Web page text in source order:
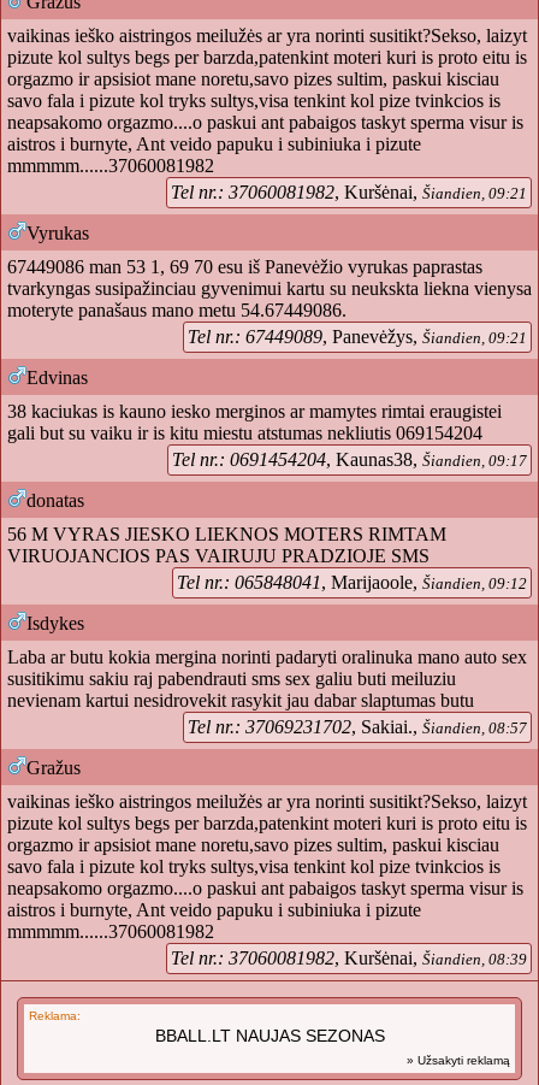
vaikinas ieško aistringos meilužės ar yra norinti susitikt?Sekso, laizyt
pizute kol sultys begs per barzda,patenkint moteri kuri is proto eitu is
orgazmo ir apsisiot mane noretu,savo pizes sultim, paskui kisciau
savo fala i pizute kol tryks sultys,visa tenkint kol pize tvinkcios is
neapsakomo orgazmo....o paskui ant pabaigos taskyt sperma visur is
aistros i burnyte, Ant veido papuku i subiniuka i pizute
mmmmm......37060081982
Tel nr.: 37060081982, Kuršėnai, Šiandien, 09:21
Vyrukas
67449086 man 53 1, 69 70 esu iš Panevėžio vyrukas paprastas
tvarkyngas susipažinciau gyvenimui kartu su neukskta liekna vienysa
moteryte panašaus mano metu 54.67449086.
Tel nr.: 67449089, Panevėžys, Šiandien, 09:21
Edvinas
38 kaciukas is kauno iesko merginos ar mamytes rimtai eraugistei
gali but su vaiku ir is kitu miestu atstumas nekliutis 069154204
Tel nr.: 0691454204, Kaunas38, Šiandien, 09:17
donatas
56 M VYRAS JIESKO LIEKNOS MOTERS RIMTAM
VIRUOJANCIOS PAS VAIRUJU PRADZIOJE SMS
Tel nr.: 065848041, Marijaoole, Šiandien, 09:12
Isdykes
Laba ar butu kokia mergina norinti padaryti oralinuka mano auto sex
susitikimu sakiu raj pabendrauti sms sex galiu buti meiluziu
nevienam kartui nesidrovekit rasykit jau dabar slaptumas butu
Tel nr.: 37069231702, Sakiai., Šiandien, 08:57
Gražus
vaikinas ieško aistringos meilužės ar yra norinti susitikt?Sekso, laizyt
pizute kol sultys begs per barzda,patenkint moteri kuri is proto eitu is
orgazmo ir apsisiot mane noretu,savo pizes sultim, paskui kisciau
savo fala i pizute kol tryks sultys,visa tenkint kol pize tvinkcios is
neapsakomo orgazmo....o paskui ant pabaigos taskyt sperma visur is
aistros i burnyte, Ant veido papuku i subiniuka i pizute
mmmmm......37060081982
Tel nr.: 37060081982, Kuršėnai, Šiandien, 08:39
Reklama:
BBALL.LT NAUJAS SEZONAS
» Užsakyti reklamą